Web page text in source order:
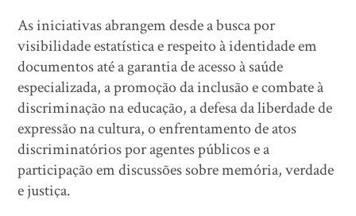
As iniciativas abrangem desde a busca por
visibilidade estatística e respeito à identidade em
documentos até a garantia de acesso à saúde
especializada, a promoção da inclusão e combate à
discriminação na educação, a defesa da liberdade de
expressão na cultura, o enfrentamento de atos
discriminatórios por agentes públicos e a
participação em discussões sobre memória, verdade
e justiça.